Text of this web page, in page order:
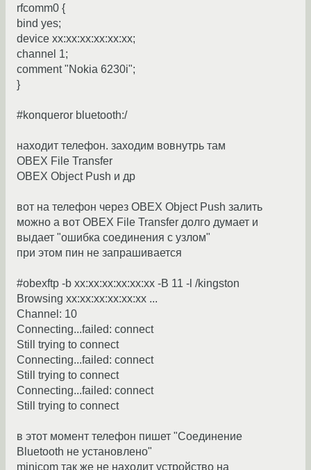
rfcomm0 {
bind yes;
device xx:xx:xx:xx:xx:xx;
channel 1;
comment "Nokia 6230i";
}
#konqueror bluetooth:/
находит телефон. заходим вовнутрь там
OBEX File Transfer
OBEX Object Push и др
вот на телефон через OBEX Object Push залить
можно а вот OBEX File Transfer долго думает и
выдает "ошибка соединения с узлом"
при этом пин не запрашивается
#obexftp -b xx:xx:xx:xx:xx:xx -B 11 -l /kingston
Browsing xx:xx:xx:xx:xx:xx ...
Channel: 10
Connecting...failed: connect
Still trying to connect
Connecting...failed: connect
Still trying to connect
Connecting...failed: connect
Still trying to connect
в этот момент телефон пишет "Соединение
Bluetooth не установлено"
minicom так же не находит устройство на